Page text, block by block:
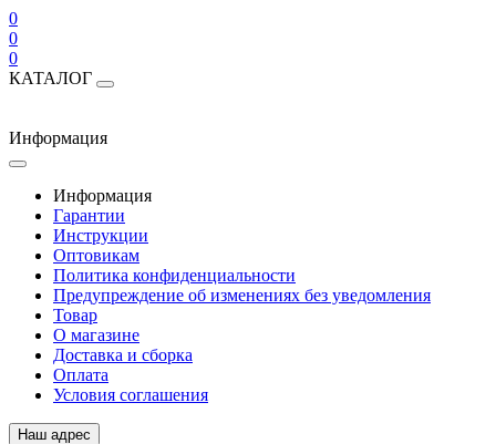
0
0
0
КАТАЛОГ
Информация
Информация
Гарантии
Инструкции
Оптовикам
Политика конфиденциальности
Предупреждение об изменениях без уведомления
Товар
О магазине
Доставка и сборка
Оплата
Условия соглашения
Наш адрес